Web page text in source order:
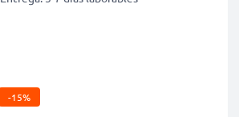
-15%